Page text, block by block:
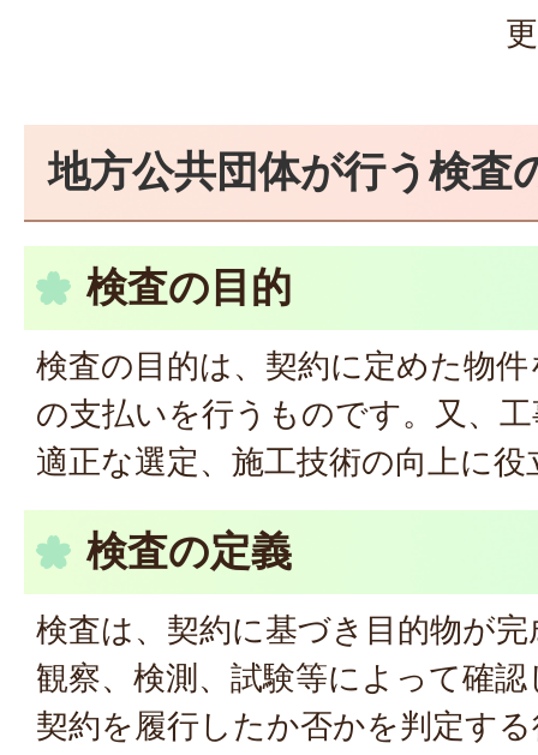
地方公共団体が行う検査
検査の目的
検査の目的は、契約に定めた物
の支払いを行うものです。又、
適正な選定、施工技術の向上に
検査の定義
検査は、契約に基づき目的物が
観察、検測、試験等によって確
契約を履行したか否かを判定す